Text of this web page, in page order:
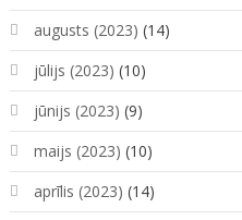
augusts (2023) (14)
jūlijs (2023) (10)
jūnijs (2023) (9)
maijs (2023) (10)
aprīlis (2023) (14)